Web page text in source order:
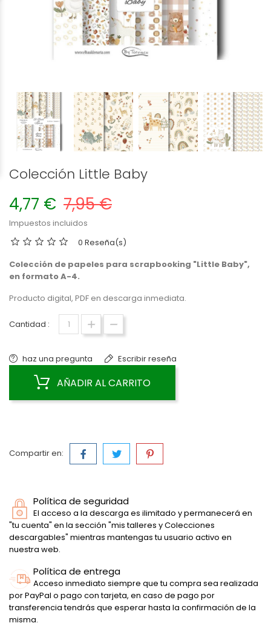
Colección Little Baby
4,77 € 7,95 €
Impuestos incluidos
0 Reseña(s)
Colección de papeles para scrapbooking "Little Baby",
en formato A-4.
Producto digital, PDF en descarga inmediata.
Cantidad :
haz una pregunta Escribir reseña
AÑADIR AL CARRITO
Compartir en:
Política de seguridad
El acceso a la descarga es ilimitado y permanecerá en
"tu cuenta" en la sección "mis talleres y Colecciones
descargables" mientras mantengas tu usuario activo en
nuestra web.
Política de entrega
Acceso inmediato siempre que tu compra sea realizada
por PayPal o pago con tarjeta, en caso de pago por
transferencia tendrás que esperar hasta la confirmación de la
misma.